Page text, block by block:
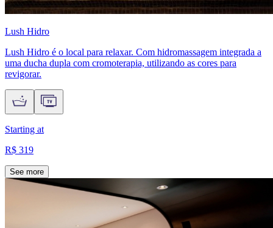
Lush Hidro
Lush Hidro é o local para relaxar. Com hidromassagem integrada a
uma ducha dupla com cromoterapia, utilizando as cores para
revigorar.
Starting at
R$ 319
See more